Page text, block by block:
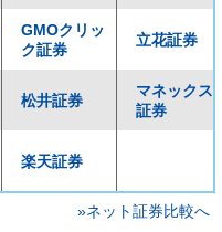
GMOクリッ
ク証券
立花証券
松井証券
マネックス
証券
楽天証券
»ネット証券比較へ